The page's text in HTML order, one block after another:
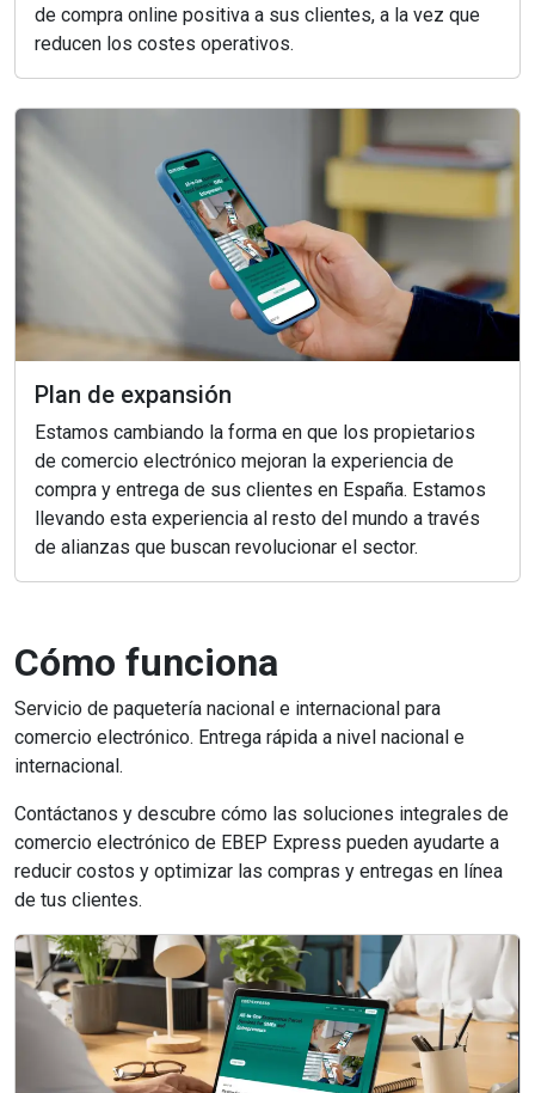
de compra online positiva a sus clientes, a la vez que
reducen los costes operativos.
Plan de expansión
Estamos cambiando la forma en que los propietarios
de comercio electrónico mejoran la experiencia de
compra y entrega de sus clientes en España. Estamos
llevando esta experiencia al resto del mundo a través
de alianzas que buscan revolucionar el sector.
Cómo funciona
Servicio de paquetería nacional e internacional para
comercio electrónico. Entrega rápida a nivel nacional e
internacional.
Contáctanos y descubre cómo las soluciones integrales de
comercio electrónico de EBEP Express pueden ayudarte a
reducir costos y optimizar las compras y entregas en línea
de tus clientes.